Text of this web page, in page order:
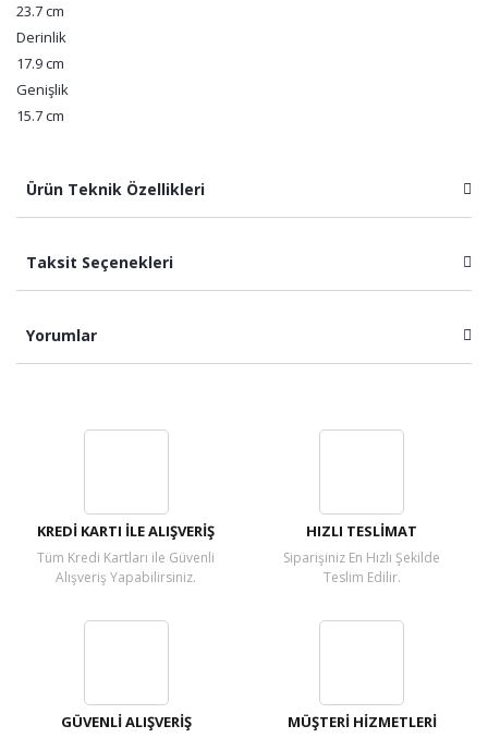
23.7 cm
Derinlik
17.9 cm
Genişlik
15.7 cm
Ürün Teknik Özellikleri
Taksit Seçenekleri
Yorumlar
KREDİ KARTI İLE ALIŞVERİŞ
Tüm Kredi Kartları ile Güvenli
Alışveriş Yapabilirsiniz.
HIZLI TESLİMAT
Siparişiniz En Hızlı Şekilde
Teslim Edilir.
GÜVENLİ ALIŞVERİŞ MÜŞTERİ HİZMETLERİ